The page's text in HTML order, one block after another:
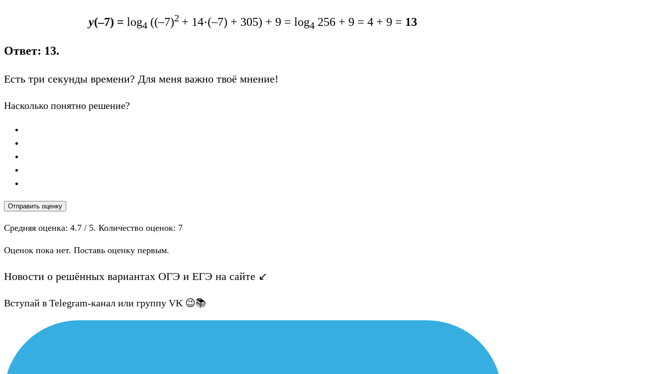
y(–7) = log4 ((–7)2 + 14·(–7) + 305) + 9 = log4 256 + 9 = 4 + 9 = 13
Ответ: 13.
Есть три секунды времени? Для меня важно твоё мнение!
Насколько понятно решение?
Отправить оценку
Средняя оценка: 4.7 / 5. Количество оценок: 7
Оценок пока нет. Поставь оценку первым.
Новости о решённых вариантах ОГЭ и ЕГЭ на сайте ↙️
Вступай в Telegram-канал или группу VK 😉📚